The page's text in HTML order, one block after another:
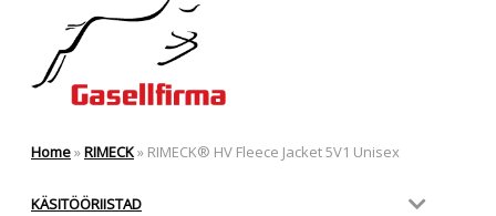
Home»RIMECK» RIMECK® HV Fleece Jacket 5V1 Unisex
KÄSITÖÖRIISTAD